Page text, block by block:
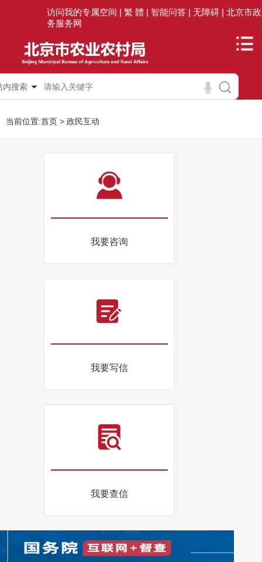
访问我的专属空间 | 繁 體 | 智能问答 | 无障碍 | 北京市政
务服务网
内搜索
当前位置:首页 > 政民互动
我要咨询
我要写信
我要查信